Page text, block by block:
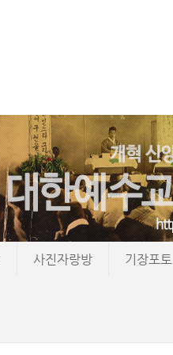
사진자랑방 기장포토